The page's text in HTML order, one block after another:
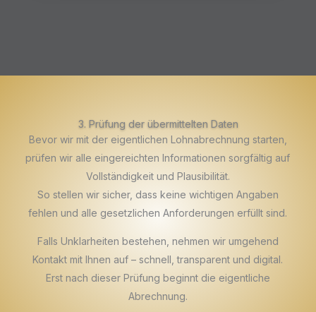
3. Prüfung der übermittelten Daten
Bevor wir mit der eigentlichen Lohnabrechnung starten,
prüfen wir alle eingereichten Informationen sorgfältig auf
Vollständigkeit und Plausibilität.
So stellen wir sicher, dass keine wichtigen Angaben
fehlen und alle gesetzlichen Anforderungen erfüllt sind.
Falls Unklarheiten bestehen, nehmen wir umgehend
Kontakt mit Ihnen auf – schnell, transparent und digital.
Erst nach dieser Prüfung beginnt die eigentliche
Abrechnung.